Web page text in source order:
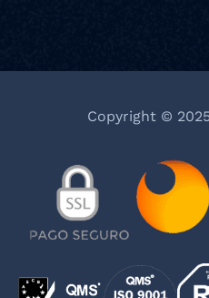
Copyright ©